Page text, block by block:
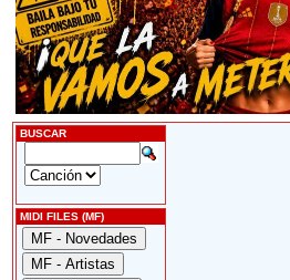
BUSCAR
MIDI FILES (MF)